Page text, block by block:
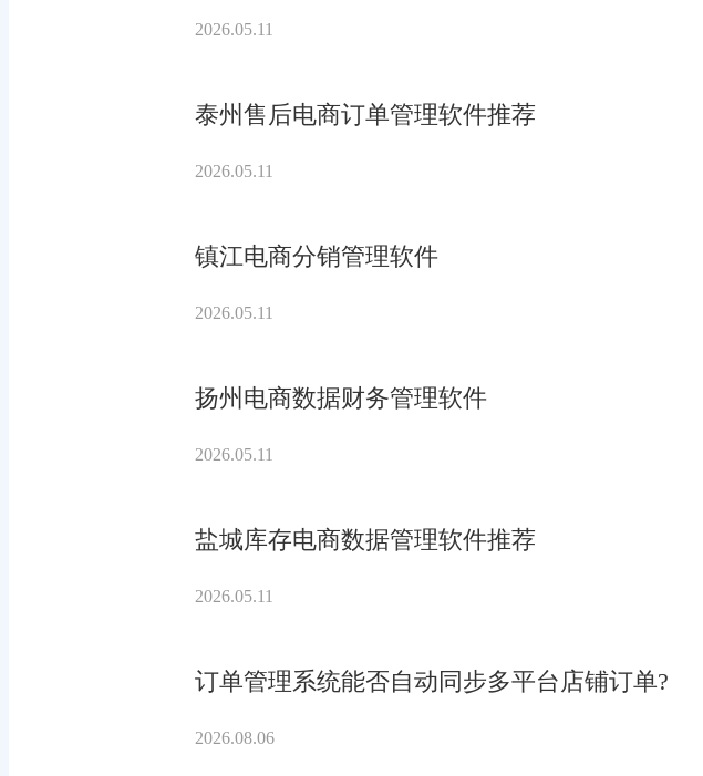
2026.05.11
泰州售后电商订单管理软件推荐
2026.05.11
镇江电商分销管理软件
2026.05.11
扬州电商数据财务管理软件
2026.05.11
盐城库存电商数据管理软件推荐
2026.05.11
订单管理系统能否自动同步多平台店铺订单?
2026.08.06